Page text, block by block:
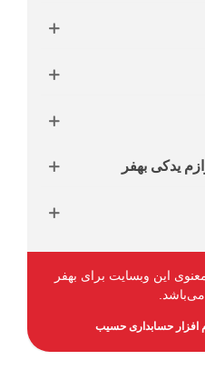
یدکی بهفر
افزار حسابداری حسیب
و معنوی این وبسایت برای بهفر